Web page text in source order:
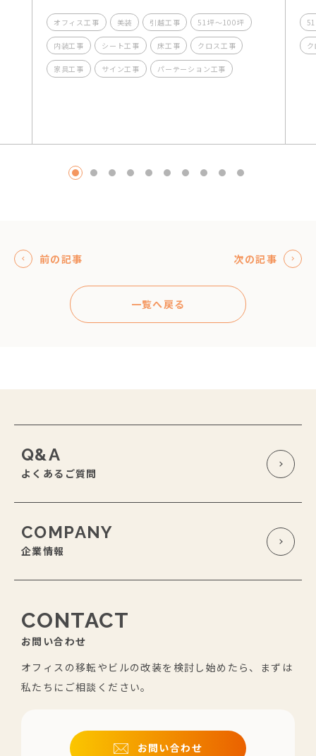
オフィス工事 美装 引越工事 51坪～100坪
内装工事 シート工事 床工事 クロス工事
家具工事 サイン工事 パーテーション工事
1
2 3 4 5 6 7 8
前の記事 次の記事
一覧へ戻る
Q&A
よくあるご質問
COMPANY
企業情報
CONTACT
お問い合わせ
オフィスの移転やビルの改装を検討し始めたら、まずは
私たちにご相談ください。
お問い合わせ